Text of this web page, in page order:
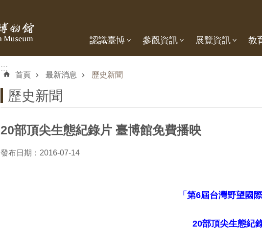
認識臺博 參觀資訊 展覽資訊 教
:::
首頁 最新消息 歷史新聞
歷史新聞
20部頂尖生態紀錄片 臺博館免費播映
發布日期：2016-07-14
「第6屆台灣野望國
20部頂尖生態紀